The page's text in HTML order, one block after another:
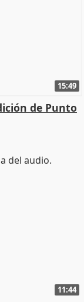
15:49
de Punto
11:44